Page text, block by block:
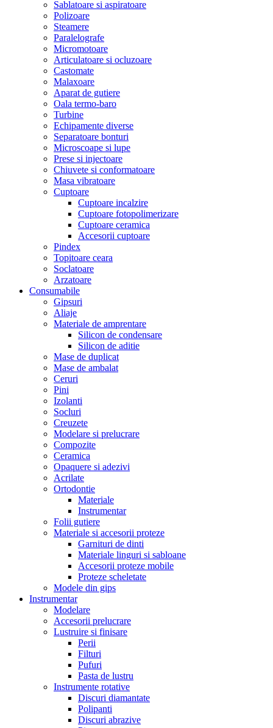
Sablatoare si aspiratoare
Polizoare
Steamere
Paralelografe
Micromotoare
Articulatoare si ocluzoare
Castomate
Malaxoare
Aparat de gutiere
Oala termo-baro
Turbine
Echipamente diverse
Separatoare bonturi
Microscoape si lupe
Prese si injectoare
Chiuvete si conformatoare
Masa vibratoare
Cuptoare
Cuptoare incalzire
Cuptoare fotopolimerizare
Cuptoare ceramica
Accesorii cuptoare
Pindex
Topitoare ceara
Soclatoare
Arzatoare
Consumabile
Gipsuri
Aliaje
Materiale de amprentare
Silicon de condensare
Silicon de aditie
Mase de duplicat
Mase de ambalat
Ceruri
Pini
Izolanti
Socluri
Creuzete
Modelare si prelucrare
Compozite
Ceramica
Opaquere si adezivi
Acrilate
Ortodontie
Materiale
Instrumentar
Folii gutiere
Materiale si accesorii proteze
Garnituri de dinti
Materiale linguri si sabloane
Accesorii proteze mobile
Proteze scheletate
Modele din gips
Instrumentar
Modelare
Accesorii prelucrare
Lustruire si finisare
Perii
Filturi
Pufuri
Pasta de lustru
Instrumente rotative
Discuri diamantate
Polipanti
Discuri abrazive